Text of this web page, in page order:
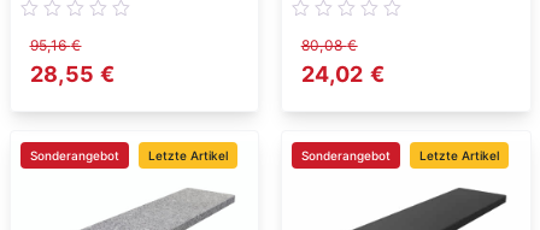
95,16€
Ursprünglicher Preis war: 95,16 €
28,55 € Aktueller Preis ist: 28,55 €.
80,08€
Ursprünglicher Preis
24,02 €Aktueller
Sonderangebot Letzte Artikel Sonderangebot Letzte Artikel